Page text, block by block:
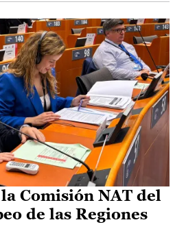
Comisión NAT del
de las Regiones